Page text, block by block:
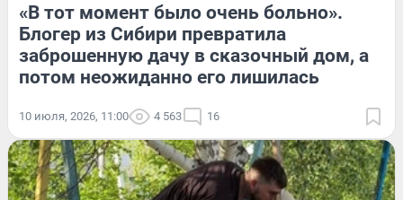
«В тот момент было очень больно».
Блогер из Сибири превратила
заброшенную дачу в сказочный дом, а
потом неожиданно его лишилась
10 июля, 2026, 11:00 4 563 16